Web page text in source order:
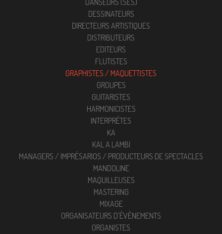
DANSEURS (SES)
DESSINATEURS
DIRECTEURS ARTISTIQUES
DISTRIBUTEURS
EDITEURS
FLUTISTES
GRAPHISTES / MAQUETTISTES
GROUPES
GUITARISTES
HARMONICISTES
INTERPRÈTES
KA
KAL A LAMBI
MANAGERS / IMPRÉSARIOS / PRODUCTEURS DE SPECTACLES
MANDOLINE
MAQUILLEUSES
MASTERING
MIXAGE
ORGANISATEURS D'ÉVÈNEMENTS
ORGANISTES